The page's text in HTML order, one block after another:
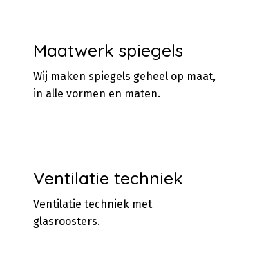
Maatwerk spiegels
Wij maken spiegels geheel op maat,
in alle vormen en maten.
Ventilatie techniek
Ventilatie techniek met
glasroosters.